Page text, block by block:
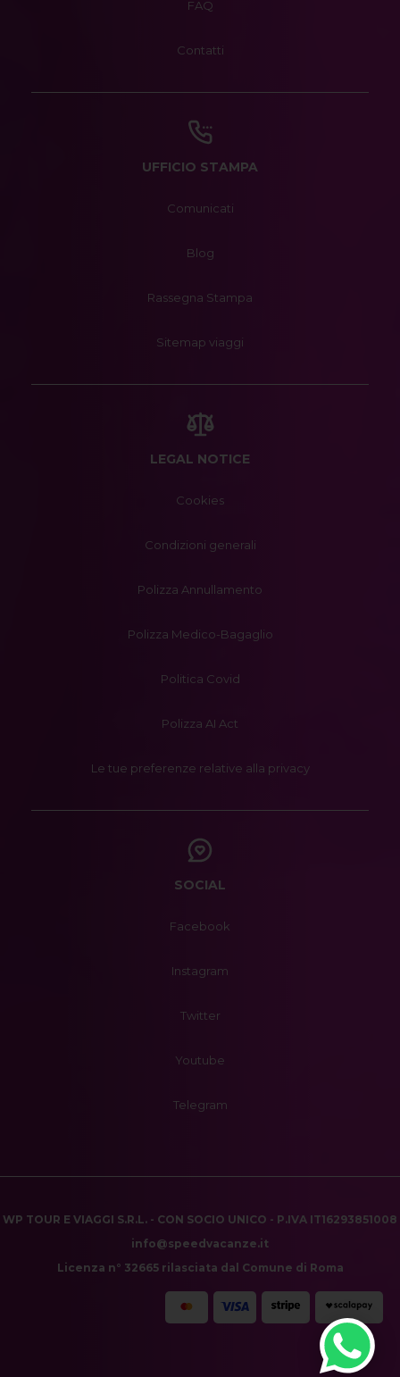
FAQ
Contatti
UFFICIO STAMPA
Comunicati
Blog
Rassegna Stampa
Sitemap viaggi
LEGAL NOTICE
Cookies
Condizioni generali
Polizza Annullamento
Polizza Medico-Bagaglio
Politica Covid
Polizza AI Act
Le tue preferenze relative alla privacy
SOCIAL
Facebook
Instagram
Twitter
Youtube
Telegram
WP TOUR E VIAGGI S.R.L. - CON SOCIO UNICO - P.IVA IT16293851008
info@speedvacanze.it
Licenza n° 32665 rilasciata dal Comune di Roma